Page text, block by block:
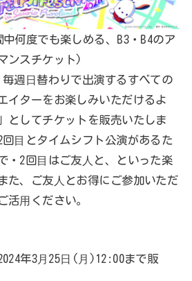
何度でも楽しめる、B3・B4のア
ンスチケット)
週⽇替わりで出演するすべての
イターをお楽しみいただけるよ
としてチケットを販売いたしま
⽬とタイムシフト公演があるた
・2回⽬はご友⼈と、といった楽
た、ご友⼈とお得にご参加いただ
活⽤ください。
年3⽉25⽇(⽉)12:00まで販